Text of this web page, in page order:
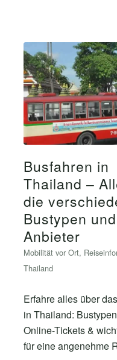
Busfahren in
Thailand –
die
Bustypen und
Anbieter
Mobilität vor Ort,
Thailand
Erfahre alles über
in Thailand:
Online-Tickets &
für eine angenehme